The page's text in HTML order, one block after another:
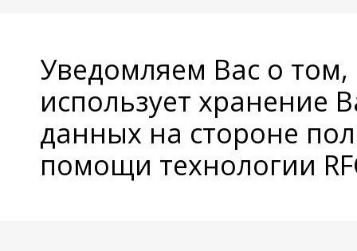
Уведомляем Вас о
использует хранение
данных на стороне
помощи технологии